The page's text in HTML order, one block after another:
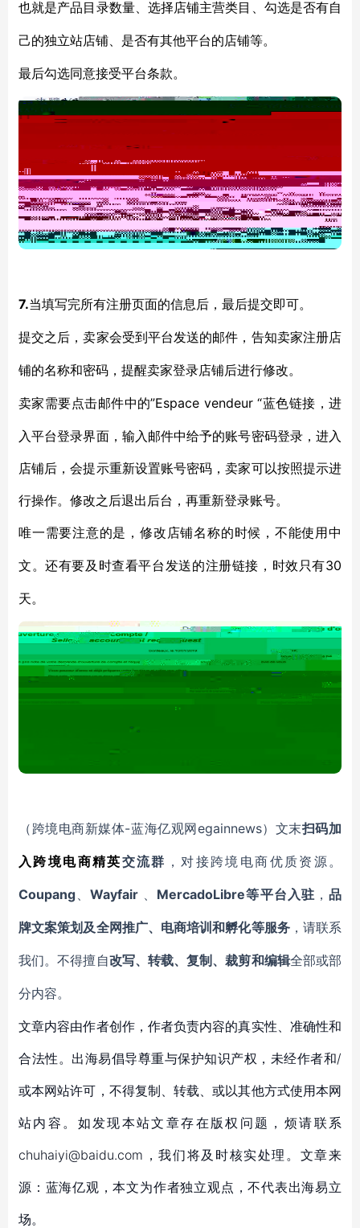
也就是产品目录数量、选择店铺主营类目、勾选是否有自
己的独立站店铺、是否有其他平台的店铺等。
最后勾选同意接受平台条款。
7.当填写完所有注册页面的信息后，最后提交即可。
提交之后，卖家会受到平台发送的邮件，告知卖家注册店
铺的名称和密码，提醒卖家登录店铺后进行修改。
卖家需要点击邮件中的”Espace vendeur “蓝色链接，进
入平台登录界面，输入邮件中给予的账号密码登录，进入
店铺后，会提示重新设置账号密码，卖家可以按照提示进
行操作。修改之后退出后台，再重新登录账号。
唯一需要注意的是，修改店铺名称的时候，不能使用中
文。还有要及时查看平台发送的注册链接，时效只有30
天。
（跨境电商新媒体-蓝海亿观网egainnews）文末扫码加
入 跨境电商精英交流群 ，对接跨境电商优质资源。
Coupang 、Wayfair MercadoLibre等平台入驻 ，品
牌文案策划及全网推广、电商培训和孵化等服务，请联系
我们。不得擅自改写、转载、复制、裁剪和编辑全部或部
分内容。
文章内容由作者创作，作者负责内容的真实性、准确性和
合法性。出海易倡导尊重与保护知识产权，未经作者和/
或本网站许可，不得复制、转载、或以其他方式使用本网
站内容。如发现本站文章存在版权问题，烦请联系
chuhaiyi@baidu.com，我们将及时核实处理。文章来
源：蓝海亿观，本文为作者独立观点，不代表出海易立
场。